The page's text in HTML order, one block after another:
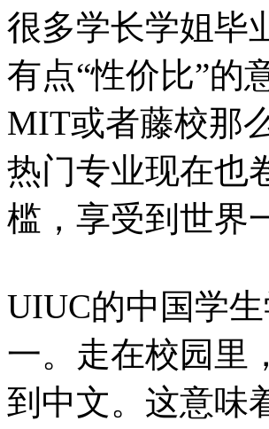
很多学长学姐毕
有点“性价比”的
MIT或者藤校那
热门专业现在也
槛，享受到世界
UIUC的中国学
一。走在校园里
到中文。这意味